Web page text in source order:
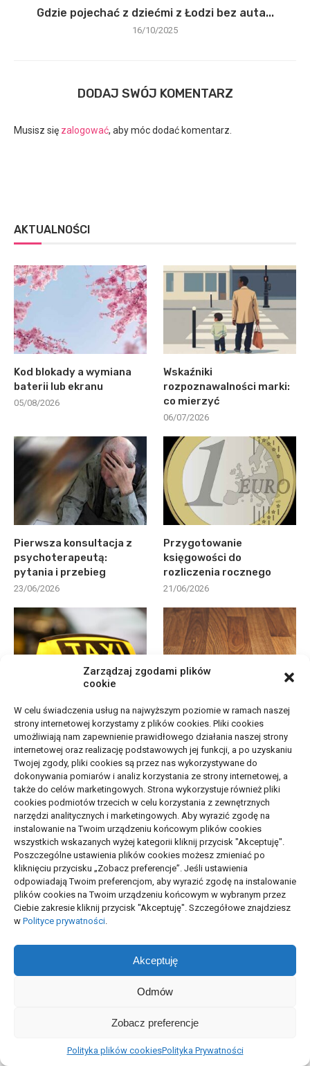
Zarządzaj zgodami plików
cookie
W celu świadczenia usług na najwyższym poziomie w ramach naszej
strony internetowej korzystamy z plików cookies. Pliki cookies
umożliwiają nam zapewnienie prawidłowego działania naszej strony
internetowej oraz realizację podstawowych jej funkcji, a po uzyskaniu
Twojej zgody, pliki cookies są przez nas wykorzystywane do
dokonywania pomiarów i analiz korzystania ze strony internetowej, a
także do celów marketingowych. Strona wykorzystuje również pliki
cookies podmiotów trzecich w celu korzystania z zewnętrznych
narzędzi analitycznych i marketingowych. Aby wyrazić zgodę na
instalowanie na Twoim urządzeniu końcowym plików cookies
wszystkich wskazanych wyżej kategorii kliknij przycisk "Akceptuję".
Poszczególne ustawienia plików cookies możesz zmieniać po
kliknięciu przycisku „Zobacz preferencje”. Jeśli ustawienia
odpowiadają Twoim preferencjom, aby wyrazić zgodę na instalowanie
plików cookies na Twoim urządzeniu końcowym w wybranym przez
Ciebie zakresie kliknij przycisk "Akceptuję". Szczegółowe znajdziesz
w Polityce prywatności.
Akceptuję
Odmów
Zobacz preferencje
Polityka plików cookiesPolityka Prywatności
Gdzie pojechać z dziećmi z Łodzi bez auta...
16/10/2025
DODAJ SWÓJ KOMENTARZ
Musisz się zalogować, aby móc dodać komentarz.
AKTUALNOŚCI
Kod blokady a wymiana
baterii lub ekranu
05/08/2026
Wskaźniki
rozpoznawalności marki:
co mierzyć
06/07/2026
Pierwsza konsultacja z
psychoterapeutą:
pytania i przebieg
23/06/2026
Przygotowanie
księgowości do
rozliczenia rocznego
21/06/2026
Jak wygodnie
zaplanować przejazd taxi
w okolicy Starego...
15/06/2026
Deska podłogowa do
salonu: jak porównać ją
z...
10/06/2026
NOWOŚCI
co mierzyć